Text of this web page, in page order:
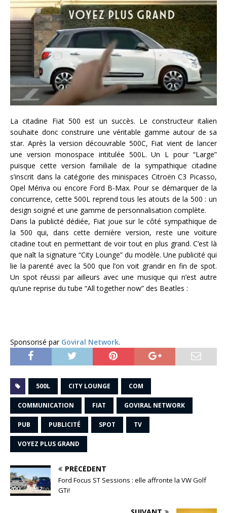
La citadine Fiat 500 est un succès. Le constructeur italien
souhaite donc construire une véritable gamme autour de sa
star. Après la version découvrable 500C, Fiat vient de lancer
une version monospace intitulée 500L. Un L pour “Large”
puisque cette version familiale de la sympathique citadine
s’inscrit dans la catégorie des minispaces Citroën C3 Picasso,
Opel Mériva ou encore Ford B-Max. Pour se démarquer de la
concurrence, cette 500L reprend tous les atouts de la 500 : un
design soigné et une gamme de personnalisation complète.
Dans la publicté dédiée, Fiat joue sur le côté sympathique de
la 500 qui, dans cette dernière version, reste une voiture
citadine tout en permettant de voir tout en plus grand. C’est là
que naît la signature “City Lounge” du modèle. Une publicité qui
lie la parenté avec la 500 que l’on voit grandir en fin de spot.
Un spot réussi par ailleurs avec une musique qui n’est autre
qu’une reprise du tube “All together now” des Beatles :
Sponsorisé par Goviral Network.
500L CITY LOUNGE COM
COMMUNICATION FIAT GOVIRAL NETWORK
PUB PUBLICITÉ SPOT TV
VOYEZ PLUS GRAND
PRÉCÉDENT
Ford Focus ST Sessions : elle affronte la VW Golf
GTi!